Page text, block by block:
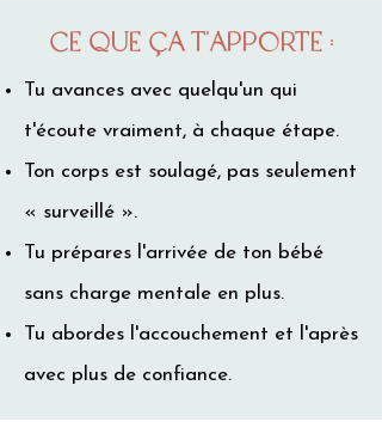
Ce que ça t'apporte :
Tu avances avec quelqu'un qui
t'écoute vraiment, à chaque étape.
Ton corps est soulagé, pas seulement
« surveillé ».
Tu prépares l'arrivée de ton bébé
sans charge mentale en plus.
Tu abordes l'accouchement et l'après
avec plus de confiance.